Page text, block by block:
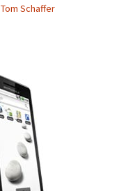
Tom Schaffer